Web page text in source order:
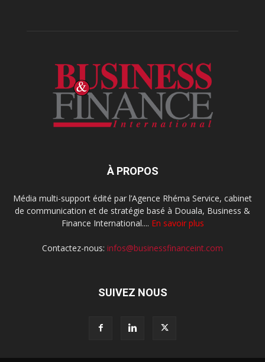
À PROPOS
Média multi-support édité par l’Agence Rhéma Service, cabinet
de communication et de stratégie basé à Douala, Business &
Finance International.... En savoir plus
Contactez-nous: infos@businessfinanceint.com
SUIVEZ NOUS